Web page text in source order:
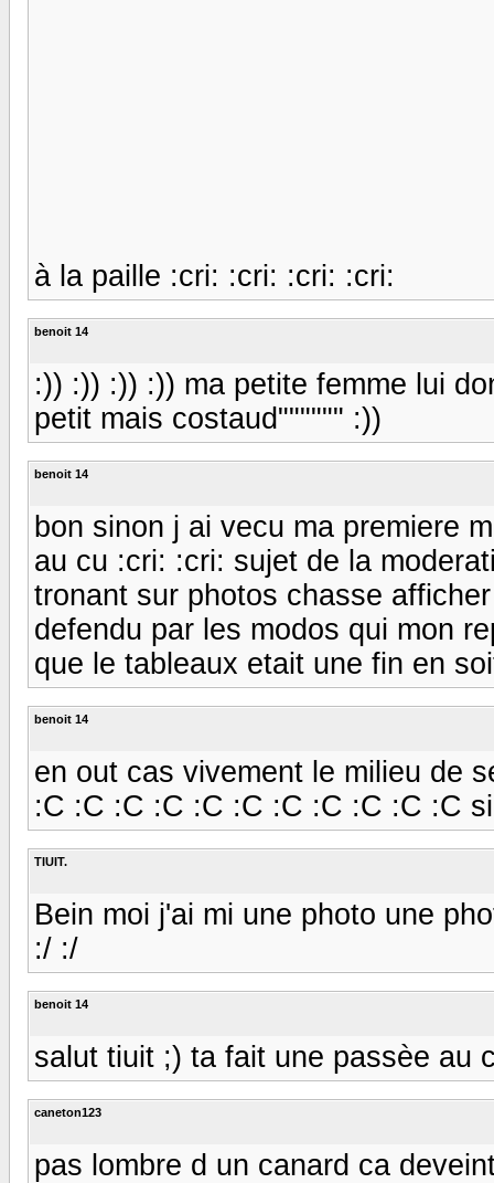
à la paille :cri: :cri: :cri: :cri:
benoit 14
:)) :)) :)) :)) ma petite femme lui
petit mais costaud"""""" :))
benoit 14
bon sinon j ai vecu ma premiere
au cu :cri: :cri: sujet de la
tronant sur photos chasse
defendu par les modos qui mon
que le tableaux etait une fin en
benoit 14
en out cas vivement le milieu de
:C :C :C :C :C :C :C :C :C :C :C
TIUIT.
Bein moi j'ai mi une photo une
:/ :/
benoit 14
salut tiuit ;) ta fait une passèe au
caneton123
pas lombre d un canard ca